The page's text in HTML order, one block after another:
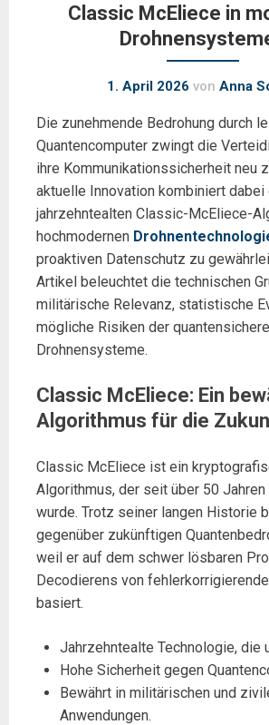
Classic McEliece in
1. April 2026 von Anna
Die zunehmende Bedrohung durch
Quantencomputer zwingt die
ihre Kommunikationssicherheit neu
aktuelle Innovation kombiniert dabei
jahrzehntealten Classic-McEliece-
hochmodernen
proaktiven Datenschutz zu
Artikel beleuchtet die technischen
militärische Relevanz, statistische
mögliche Risiken der
Drohnensysteme.
Classic McEliece: Ein
Algorithmus für die
Classic McEliece ist ein
Algorithmus, der seit über 50
wurde. Trotz seiner langen Historie
gegenüber zukünftigen
weil er auf dem schwer lösbaren
Decodierens von
basiert.
Jahrzehntealte Technologie, die
Hohe Sicherheit gegen
Bewährt in militärischen und
Anwendungen.